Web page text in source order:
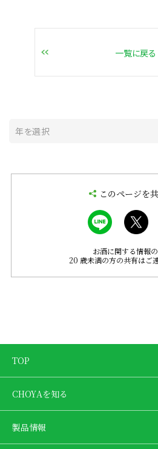
一覧に戻る
このページを
お酒に関する情報の
20 歳未満の方の共有はご
TOP
CHOYAを知る
製品情報